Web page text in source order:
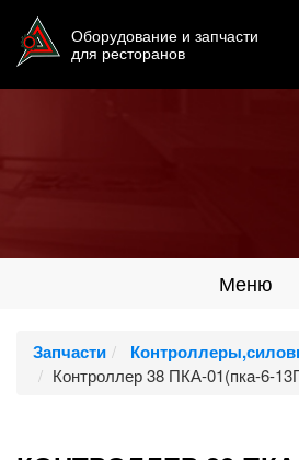
Оборудование и запчасти
для ресторанов
Меню
Запчасти
Контроллер 38 ПКА-01(пка-6-